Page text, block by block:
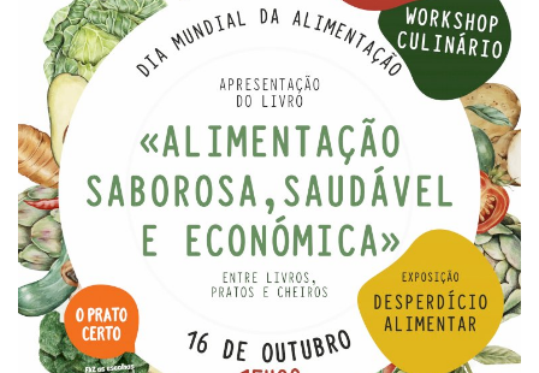
Estatuto Editorial
Saúde
Ficha técnica
Cultura
Lazer
Ambiente